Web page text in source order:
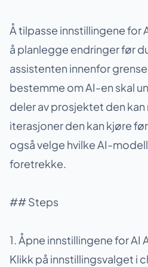
Å tilpasse innstillingene for
å planlegge endringer før
assistenten innenfor
bestemme om AI-en skal
deler av prosjektet den kan
iterasjoner den kan kjøre før
også velge hvilke AI-
foretrekke.
## Steps
1. Åpne innstillingene for AI
Klikk på innstillingsvalget i